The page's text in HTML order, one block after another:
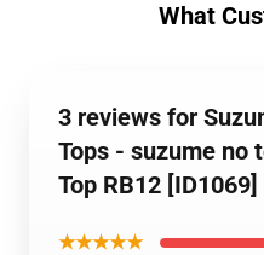
What
3 reviews for
Tops - suzume no
Top RB12 [ID1069]
★★★★★